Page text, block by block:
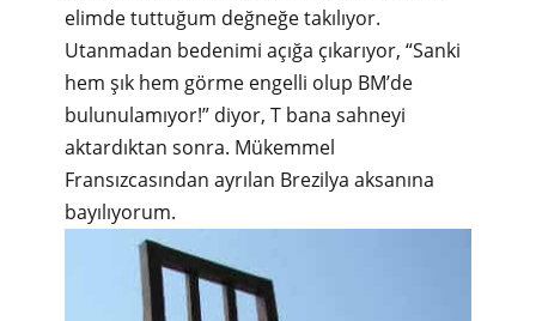
elimde tuttuğum değneğe takılıyor.
Utanmadan bedenimi açığa çıkarıyor, “Sanki
hem şık hem görme engelli olup BM’de
bulunulamıyor!” diyor, T bana sahneyi
aktardıktan sonra. Mükemmel
Fransızcasından ayrılan Brezilya aksanına
bayılıyorum.